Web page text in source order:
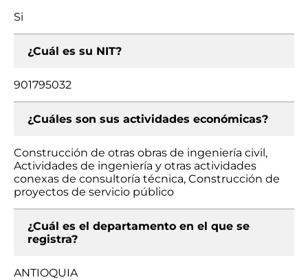
Si
¿Cuál es su NIT?
901795032
¿Cuáles son sus actividades económicas?
Construcción de otras obras de ingeniería civil,
Actividades de ingeniería y otras actividades
conexas de consultoría técnica, Construcción de
proyectos de servicio público
¿Cuál es el departamento en el que se
registra?
ANTIOQUIA